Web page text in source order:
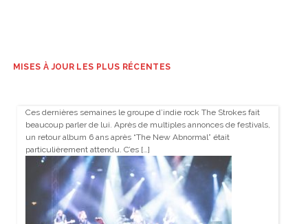
MISES À JOUR LES PLUS RÉCENTES
Ces dernières semaines le groupe d’indie rock The Strokes fait
beaucoup parler de lui. Après de multiples annonces de festivals,
un retour album 6 ans après “The New Abnormal” était
particulièrement attendu. C’es […]